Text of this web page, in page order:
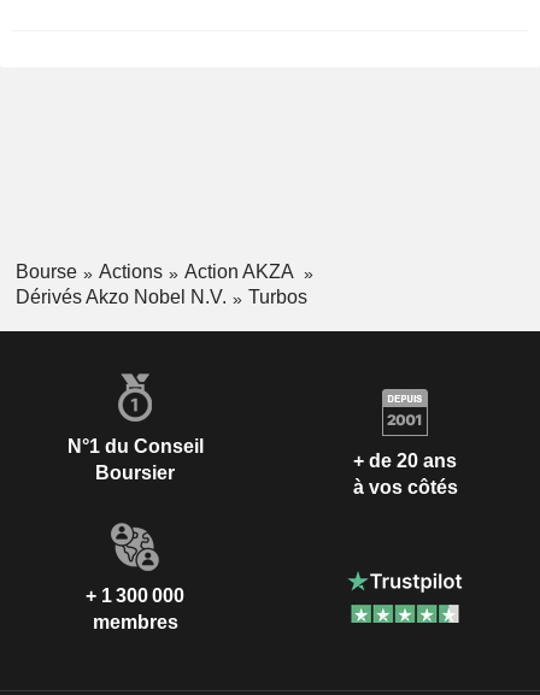
Bourse Actions
Action AKZA
Dérivés Akzo Nobel N.V.
Turbos
N°1 du Conseil
Boursier
+ de 20 ans
à vos côtés
+ 1 300 000
membres